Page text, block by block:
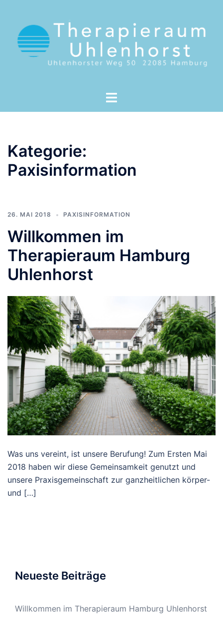
Kategorie:
Paxisinformation
26. MAI 2018 PAXISINFORMATION
Willkommen im
Therapieraum Hamburg
Uhlenhorst
Was uns vereint, ist unsere Berufung! Zum Ersten Mai
2018 haben wir diese Gemeinsamkeit genutzt und
unsere Praxisgemeinschaft zur ganzheitlichen körper-
und […]
Neueste Beiträge
Willkommen im Therapieraum Hamburg Uhlenhorst